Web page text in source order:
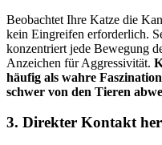
Beobachtet Ihre Katze die
kein Eingreifen erforderlich.
konzentriert jede Bewegung
Anzeichen für Aggressivität.
häufig als wahre
schwer von den Tieren
3. Direkter Kontakt